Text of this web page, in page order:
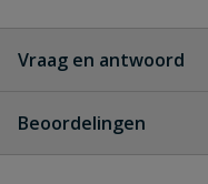
Vraag en antwoord
Beoordelingen